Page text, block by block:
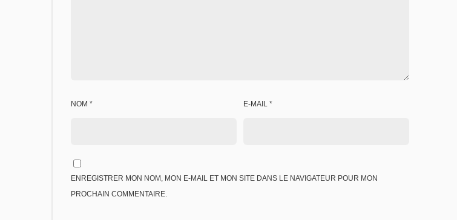
NOM * E-MAIL *
ENREGISTRER MON NOM, MON E-MAIL ET MON SITE DANS LE NAVIGATEUR POUR MON
PROCHAIN COMMENTAIRE.